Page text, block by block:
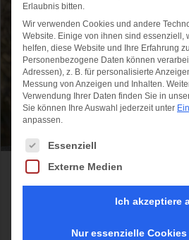
Tierpark Hellabrunn
Erlaubnis bitten.
Wir verwenden Cookies und andere
Website. Einige von ihnen sind essenziell,
helfen, diese Website und Ihre Erfahrung
Personenbezogene Daten können
Adressen), z. B. für personalisierte
Messung von Anzeigen und Inhalten.
Verwendung Ihrer Daten finden Sie in
Sie können Ihre Auswahl jederzeit unter
anpassen.
Es folgt eine Liste der Service-
Essenziell
Externe Medien
Ich akzeptiere
Nur essenzielle